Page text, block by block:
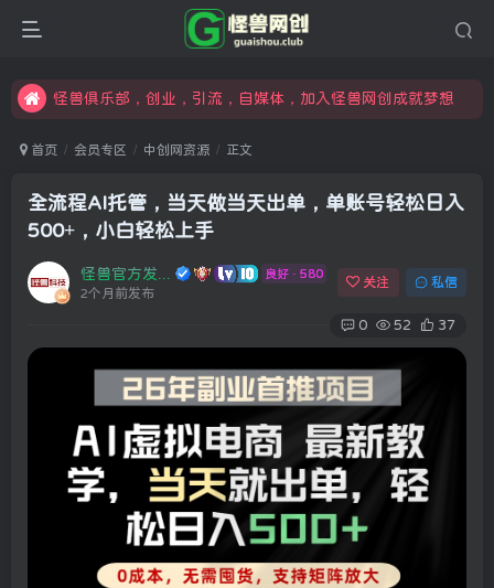
限时开通会员更享折扣，超高返佣
怪兽俱乐部，创业，引流，自媒体，加入怪兽网创成就梦想
首页 会员专区 中创网资源 正文
全流程AI托管，当天做当天出单，单账号轻松日入
500+，小白轻松上手
良好 · 580
2个月前发布
关注 私信
0 52 37